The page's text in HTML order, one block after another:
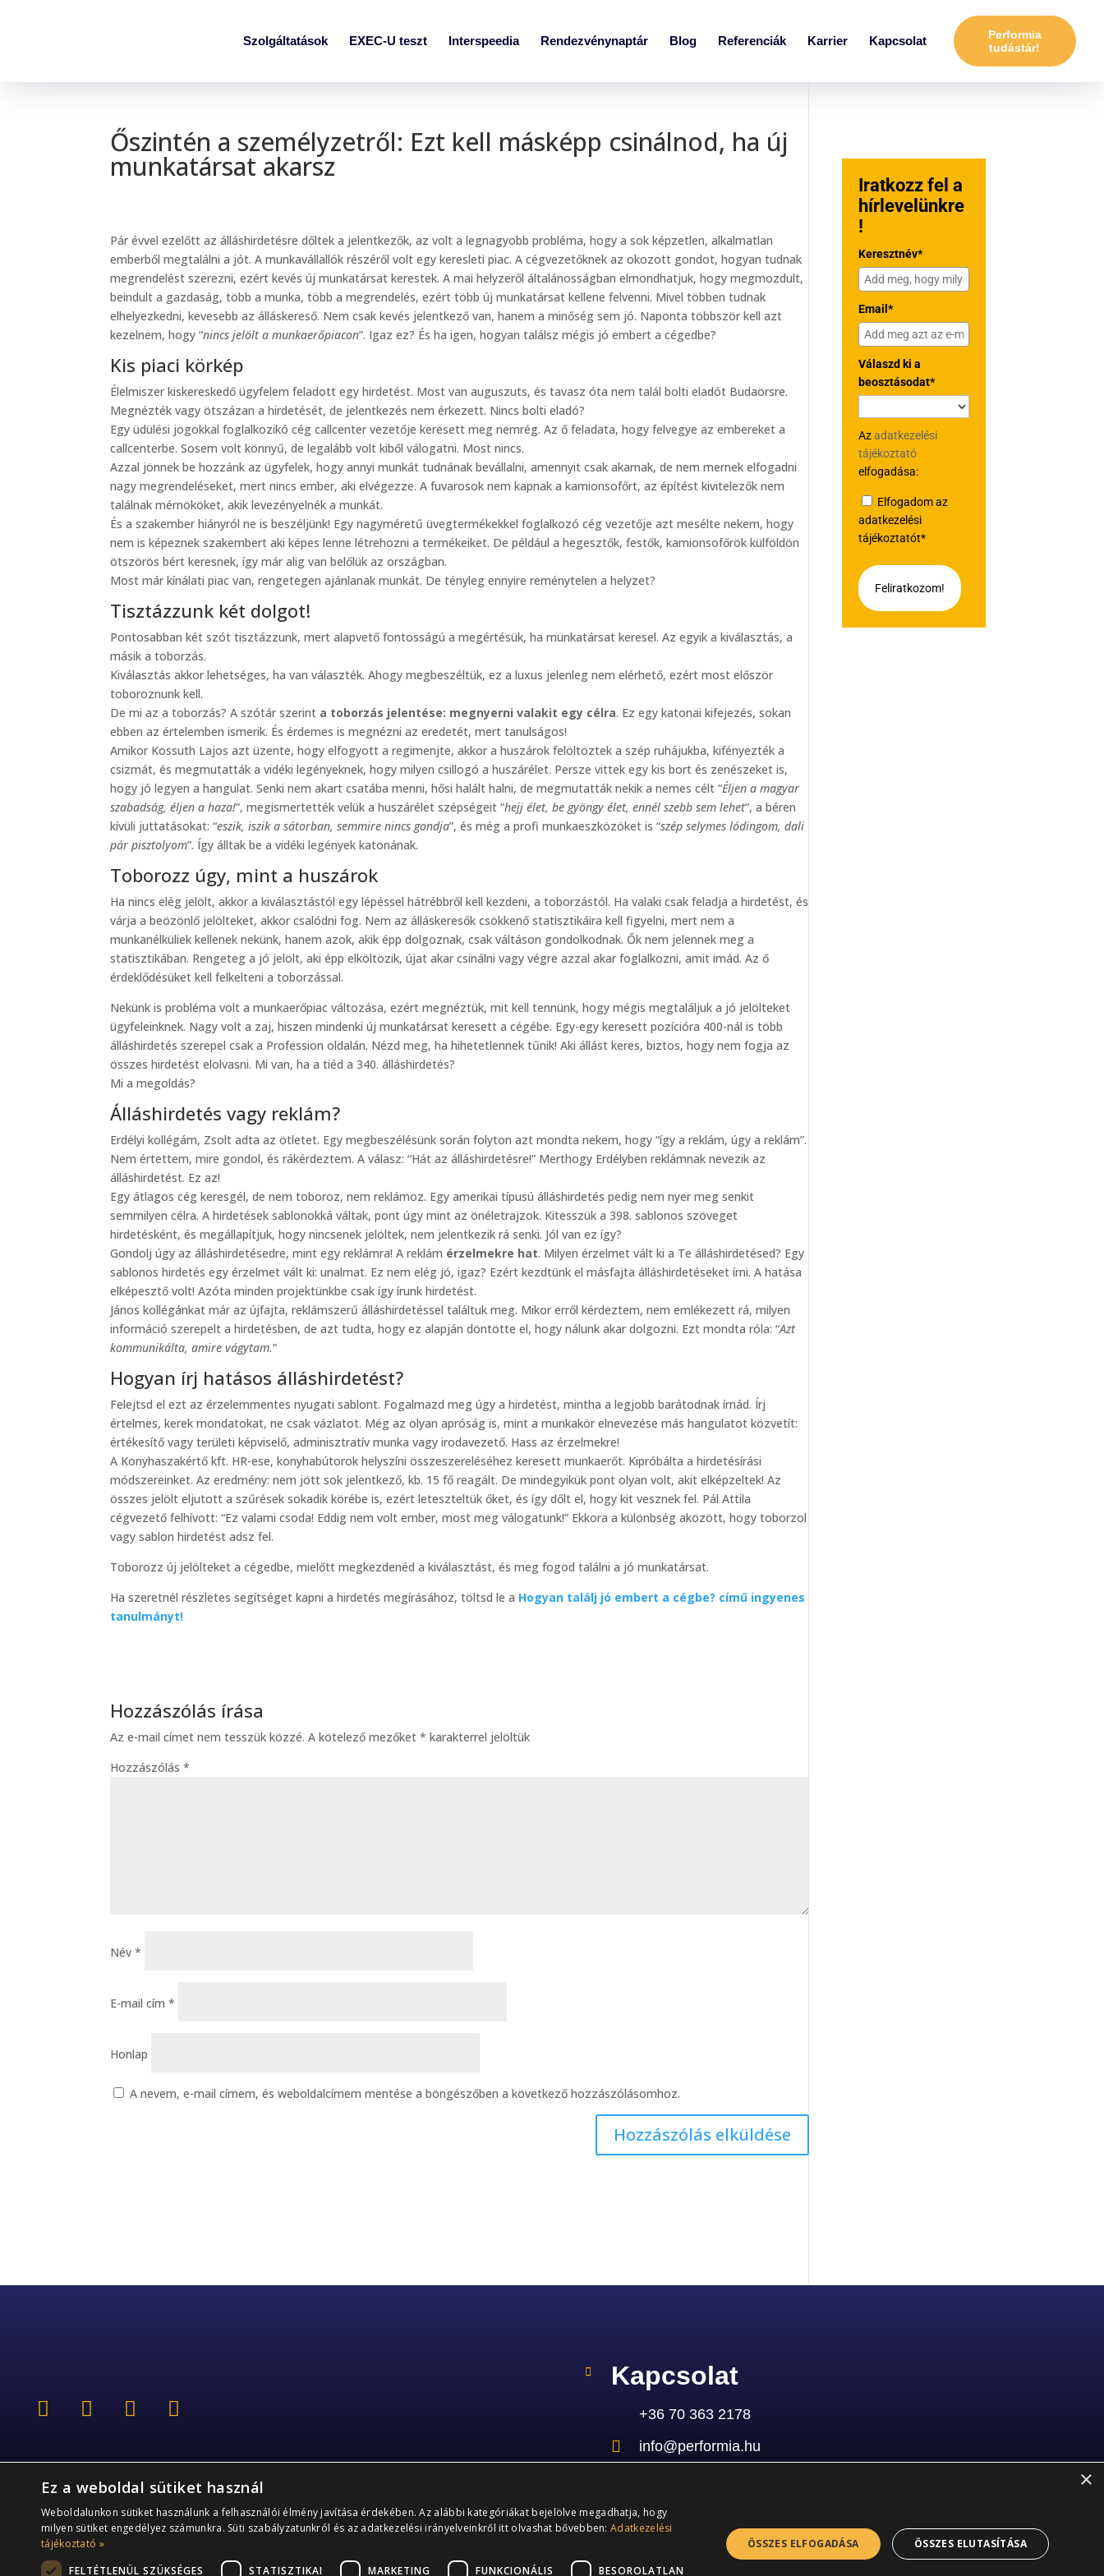
Szolgáltatások EXEC-U teszt Interspeedia Rendezvénynaptár Blog Referenciák Karrier Kapcsolat
Performia
tudástár!
Őszintén a személyzetről: Ezt kell másképp csinálnod, ha új
munkatársat akarsz
Pár évvel ezelőtt az álláshirdetésre dőltek a jelentkezők, az volt a legnagyobb probléma, hogy a sok képzetlen, alkalmatlan
emberből megtalálni a jót. A munkavállallók részéről volt egy keresleti piac. A cégvezetőknek az okozott gondot, hogyan tudnak
megrendelést szerezni, ezért kevés új munkatársat kerestek. A mai helyzeről általánosságban elmondhatjuk, hogy megmozdult,
beindult a gazdaság, több a munka, több a megrendelés, ezért több új munkatársat kellene felvenni. Mivel többen tudnak
elhelyezkedni, kevesebb az álláskereső. Nem csak kevés jelentkező van, hanem a minőség sem jó. Naponta többször kell azt
kezelnem, hogy “nincs jelölt a munkaerőpiacon”. Igaz ez? És ha igen, hogyan találsz mégis jó embert a cégedbe?
Kis piaci körkép
Élelmiszer kiskereskedő ügyfelem feladott egy hirdetést. Most van auguszuts, és tavasz óta nem talál bolti eladót Budaörsre.
Megnézték vagy ötszázan a hirdetését, de jelentkezés nem érkezett. Nincs bolti eladó?
Egy üdülési jogokkal foglalkozikó cég callcenter vezetője keresett meg nemrég. Az ő feladata, hogy felvegye az embereket a
callcenterbe. Sosem volt könnyű, de legalább volt kiből válogatni. Most nincs.
Azzal jönnek be hozzánk az ügyfelek, hogy annyi munkát tudnának bevállalni, amennyit csak akarnak, de nem mernek elfogadni
nagy megrendeléseket, mert nincs ember, aki elvégezze. A fuvarosok nem kapnak a kamionsofőrt, az építést kivitelezők nem
találnak mérnököket, akik levezényelnék a munkát.
És a szakember hiányról ne is beszéljünk! Egy nagyméretű üvegtermékekkel foglalkozó cég vezetője azt mesélte nekem, hogy
nem is képeznek szakembert aki képes lenne létrehozni a termékeiket. De például a hegesztők, festők, kamionsofőrök külföldön
ötszörös bért keresnek, így már alig van belőlük az országban.
Most már kínálati piac van, rengetegen ajánlanak munkát. De tényleg ennyire reménytelen a helyzet?
Tisztázzunk két dolgot!
Pontosabban két szót tisztázzunk, mert alapvető fontosságú a megértésük, ha munkatársat keresel. Az egyik a kiválasztás, a
másik a toborzás.
Kiválasztás akkor lehetséges, ha van választék. Ahogy megbeszéltük, ez a luxus jelenleg nem elérhető, ezért most először
toboroznunk kell.
De mi az a toborzás? A szótár szerint a toborzás jelentése: megnyerni valakit egy célra. Ez egy katonai kifejezés, sokan
ebben az értelemben ismerik. És érdemes is megnézni az eredetét, mert tanulságos!
Amikor Kossuth Lajos azt üzente, hogy elfogyott a regimenjte, akkor a huszárok felöltöztek a szép ruhájukba, kifényezték a
csizmát, és megmutatták a vidéki legényeknek, hogy milyen csillogó a huszárélet. Persze vittek egy kis bort és zenészeket is,
hogy jó legyen a hangulat. Senki nem akart csatába menni, hősi halált halni, de megmutatták nekik a nemes célt “Éljen a magyar
szabadság, éljen a haza!”, megismertették velük a huszárélet szépségeit “hejj élet, be gyöngy élet, ennél szebb sem lehet”, a béren
kívüli juttatásokat: “eszik, iszik a sátorban, semmire nincs gondja”, és még a profi munkaeszközöket is “szép selymes lódingom, dali
pár pisztolyom”. Így álltak be a vidéki legények katonának.
Toborozz úgy, mint a huszárok
Ha nincs elég jelölt, akkor a kiválasztástól egy lépéssel hátrébbről kell kezdeni, a toborzástól. Ha valaki csak feladja a hirdetést, és
várja a beözönlő jelölteket, akkor csalódni fog. Nem az álláskeresők csökkenő statisztikáira kell figyelni, mert nem a
munkanélküliek kellenek nekünk, hanem azok, akik épp dolgoznak, csak váltáson gondolkodnak. Ők nem jelennek meg a
statisztikában. Rengeteg a jó jelölt, aki épp elköltözik, újat akar csinálni vagy végre azzal akar foglalkozni, amit imád. Az ő
érdeklődésüket kell felkelteni a toborzással.
Nekünk is probléma volt a munkaerőpiac változása, ezért megnéztük, mit kell tennünk, hogy mégis megtaláljuk a jó jelölteket
ügyfeleinknek. Nagy volt a zaj, hiszen mindenki új munkatársat keresett a cégébe. Egy-egy keresett pozícióra 400-nál is több
álláshirdetés szerepel csak a Profession oldalán. Nézd meg, ha hihetetlennek tűnik! Aki állást keres, biztos, hogy nem fogja az
összes hirdetést elolvasni. Mi van, ha a tiéd a 340. álláshirdetés?
Mi a megoldás?
Álláshirdetés vagy reklám?
Erdélyi kollégám, Zsolt adta az ötletet. Egy megbeszélésünk során folyton azt mondta nekem, hogy “így a reklám, úgy a reklám”.
Nem értettem, mire gondol, és rákérdeztem. A válasz: “Hát az álláshirdetésre!” Merthogy Erdélyben reklámnak nevezik az
álláshirdetést. Ez az!
Egy átlagos cég keresgél, de nem toboroz, nem reklámoz. Egy amerikai típusú álláshirdetés pedig nem nyer meg senkit
semmilyen célra. A hirdetések sablonokká váltak, pont úgy mint az önéletrajzok. Kitesszük a 398. sablonos szöveget
hirdetésként, és megállapítjuk, hogy nincsenek jelöltek, nem jelentkezik rá senki. Jól van ez így?
Gondolj úgy az álláshirdetésedre, mint egy reklámra! A reklám érzelmekre hat. Milyen érzelmet vált ki a Te álláshirdetésed? Egy
sablonos hirdetés egy érzelmet vált ki: unalmat. Ez nem elég jó, igaz? Ezért kezdtünk el másfajta álláshirdetéseket írni. A hatása
elképesztő volt! Azóta minden projektünkbe csak így írunk hirdetést.
János kollégánkat már az újfajta, reklámszerű álláshirdetéssel találtuk meg. Mikor erről kérdeztem, nem emlékezett rá, milyen
információ szerepelt a hirdetésben, de azt tudta, hogy ez alapján döntötte el, hogy nálunk akar dolgozni. Ezt mondta róla: “Azt
kommunikálta, amire vágytam.”
Hogyan írj hatásos álláshirdetést?
Felejtsd el ezt az érzelemmentes nyugati sablont. Fogalmazd meg úgy a hirdetést, mintha a legjobb barátodnak írnád. Írj
értelmes, kerek mondatokat, ne csak vázlatot. Még az olyan apróság is, mint a munkakör elnevezése más hangulatot közvetít:
értékesítő vagy területi képviselő, adminisztratív munka vagy irodavezető. Hass az érzelmekre!
A Konyhaszakértő kft. HR-ese, konyhabútorok helyszíni összeszereléséhez keresett munkaerőt. Kipróbálta a hirdetésírási
módszereinket. Az eredmény: nem jött sok jelentkező, kb. 15 fő reagált. De mindegyikük pont olyan volt, akit elképzeltek! Az
összes jelölt eljutott a szűrések sokadik körébe is, ezért leteszteltük őket, és így dőlt el, hogy kit vesznek fel. Pál Attila
cégvezető felhívott: “Ez valami csoda! Eddig nem volt ember, most meg válogatunk!” Ekkora a különbség aközött, hogy toborzol
vagy sablon hirdetést adsz fel.
Toborozz új jelölteket a cégedbe, mielőtt megkezdenéd a kiválasztást, és meg fogod találni a jó munkatársat.
Ha szeretnél részletes segítséget kapni a hirdetés megírásához, töltsd le a Hogyan találj jó embert a cégbe? című ingyenes
tanulmányt!
Hozzászólás írása
Az e-mail címet nem tesszük közzé. A kötelező mezőket* karakterrel jelöltük
Hozzászólás*
Név*
E-mail cím*
Honlap
A nevem, e-mail címem, és weboldalcímem mentése a böngészőben a következő hozzászólásomhoz.
Iratkozz fel a
hírlevelünkre
!
Keresztnév*
Email*
Válaszd ki a
beosztásodat*
Azadatkezelési
tájékoztató
elfogadása:
Elfogadom az
adatkezelési
tájékoztatót*
Feliratkozom!
Kapcsolat
+36 70 363 2178
info@performia.hu
×
Ez a weboldal sütiket használ
Weboldalunkon sütiket használunk a felhasználói élmény javítása érdekében. Az alábbi kategóriákat bejelölve megadhatja, hogy
milyen sütiket engedélyez számunkra. Süti szabályzatunkról és az adatkezelési irányelveinkről itt olvashat bővebben:Adatkezelési
tájékoztató »
FELTÉTLENÜL SZÜKSÉGES
STATISZTIKAI MARKETING FUNKCIONÁLIS BESOROLATLAN
ÖSSZES ELFOGADÁSA ÖSSZES ELUTASÍTÁSA